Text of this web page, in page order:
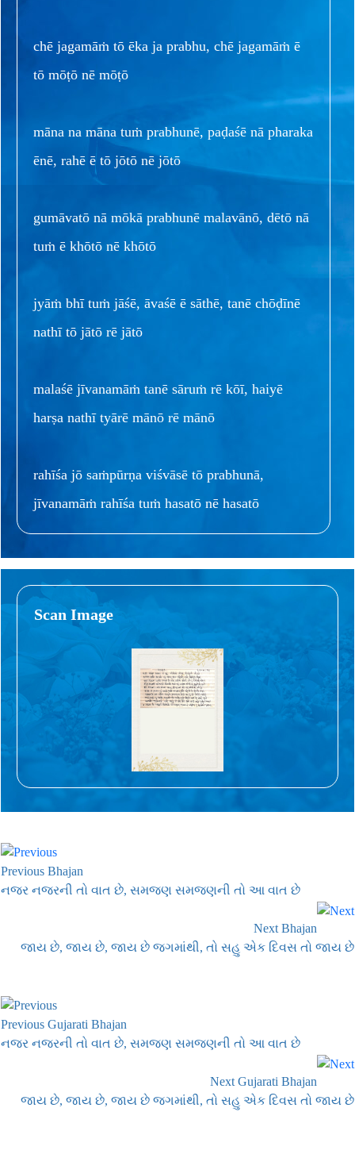
chē jagamāṁ tō ēka ja prabhu, chē jagamāṁ ē
tō mōṭō nē mōṭō
māna na māna tuṁ prabhunē, paḍaśē nā pharaka
ēnē, rahē ē tō jōtō nē jōtō
gumāvatō nā mōkā prabhunē malavānō, dētō nā
tuṁ ē khōtō nē khōtō
jyāṁ bhī tuṁ jāśē, āvaśē ē sāthē, tanē chōḍīnē
nathī tō jātō rē jātō
malaśē jīvanamāṁ tanē sāruṁ rē kōī, haiyē
harṣa nathī tyārē mānō rē mānō
rahīśa jō saṁpūrṇa viśvāsē tō prabhunā,
jīvanamāṁ rahīśa tuṁ hasatō nē hasatō
Scan Image
Previous Bhajan
નજર નજરની તો વાત છે, સમજણ સમજણની તો આ વાત છે
Next Bhajan
જાય છે, જાય છે, જાય છે જગમાંથી, તો સહુ એક દિવસ તો જાય છે
Previous Gujarati Bhajan
નજર નજરની તો વાત છે, સમજણ સમજણની તો આ વાત છે
Next Gujarati Bhajan
જાય છે, જાય છે, જાય છે જગમાંથી, તો સહુ એક દિવસ તો જાય છે